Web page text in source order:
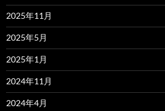
2025年11月
2025年5月
2025年1月
2024年11月
2024年4月